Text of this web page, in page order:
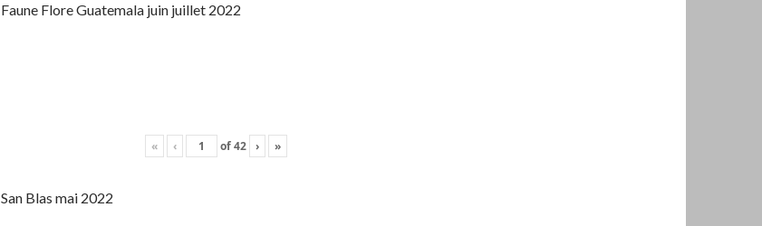
Faune Flore Guatemala juin juillet 2022
« ‹ of42 › »
San Blas mai 2022